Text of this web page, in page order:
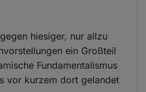
hiesiger, nur allzu
ein Großteil
Fundamentalismus
vor kurzem dort gelandet